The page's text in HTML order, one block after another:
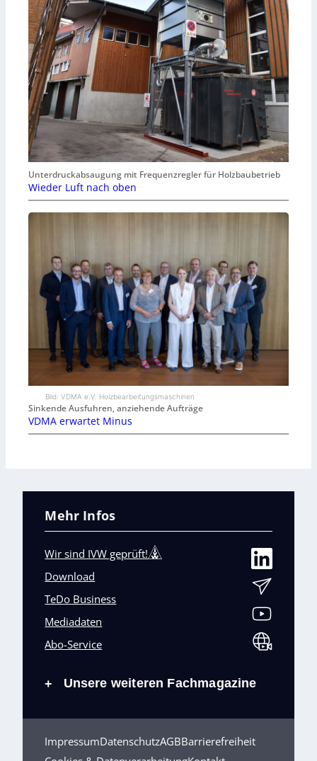
Unterdruckabsaugung mit Frequenzregler für Holzbaubetrieb
Wieder Luft nach oben
Bild: VDMA e.V. Holzbearbeitungsmaschinen
Sinkende Ausfuhren, anziehende Aufträge
VDMA erwartet Minus
Mehr Infos
Wir sind IVW geprüft!
Download
TeDo Business
Mediadaten
Abo-Service
+ Unsere weiteren Fachmagazine
ImpressumDatenschutzAGBBarrierefreiheit